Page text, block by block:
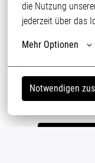
die Nutzung
jederzeit über das
Mehr Optionen
Notwendigen
Details
Produktion